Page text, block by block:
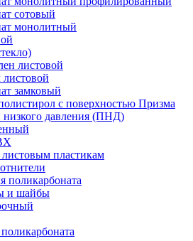
сотовый
монолитный
листовой
замковый
с поверхностью Призма
низкого давления (ПНД)
пластикам
поликарбоната
и шайбы